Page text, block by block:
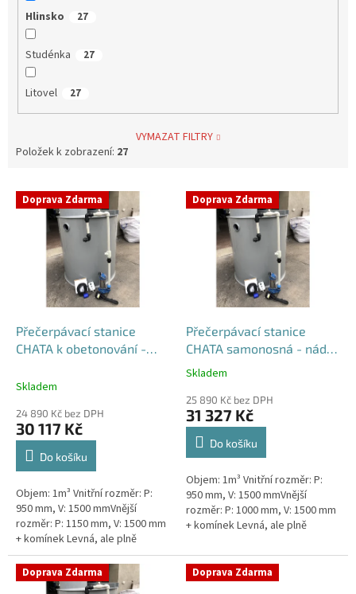
Hlinsko 27
Studénka 27
Litovel 27
VYMAZAT FILTRY
Položek k zobrazení: 27
V Doprava Zdarma
Přečerpávací stanice
CHATA k obetonování -
Skladem
24 890 Kč bez DPH
30 117 Kč
Do košíku
Objem: 1m³ Vnitřní rozměr: P:
950 mm, V: 1500 mmVnější
rozměr: P: 1150 mm, V: 1500 mm
+ komínek Levná, ale plně
funkční přečerpávací stanice
určená k chatám, zahradám,
sklepům,...
Doprava Zdarma
Přečerpávací stanice
CHATA samonosná - nádrž
1m3
Průměrné
produktu
je
5,0
hvězdiček.
Skladem
25 890 Kč bez DPH
31 327 Kč
Do košíku
Objem: 1m³ Vnitřní rozměr: P:
950 mm, V: 1500 mmVnější
rozměr: P: 1000 mm, V: 1500 mm
+ komínek Levná, ale plně
určená k chatám, zahradám,
sklepům,...
Doprava Zdarma Doprava Zdarma